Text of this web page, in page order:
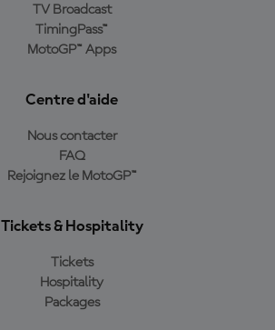
TV Broadcast
TimingPass™
MotoGP™ Apps
Centre d'aide
Nous contacter
FAQ
Rejoignez le MotoGP™
Tickets & Hospitality
Tickets
Hospitality
Packages